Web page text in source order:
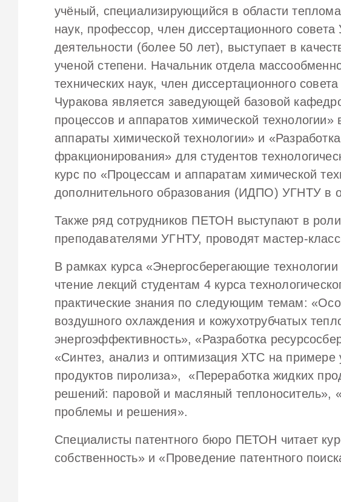
учёный, специализирующийся в области
наук, профессор, член диссертационного
деятельности (более 50 лет), выступает в
ученой степени. Начальник отдела
технических наук, член диссертационного
Чуракова является заведующей базовой
процессов и аппаратов химической
аппараты химической технологии» и
фракционирования» для студентов
курс по «Процессам и аппаратам химической
дополнительного образования (ИДПО) УГНТУ в
Также ряд сотрудников ПЕТОН выступают в
преподавателями УГНТУ, проводят мастер-
В рамках курса «Энергосберегающие
чтение лекций студентам 4 курса
практические знания по следующим темам:
воздушного охлаждения и кожухотрубчатых
энергоэффективность», «Разработка
«Синтез, анализ и оптимизация ХТС на примере
продуктов пиролиза», «Переработка жидких
решений: паровой и масляный теплоноситель»,
проблемы и решения».
Специалисты патентного бюро ПЕТОН читает
собственность» и «Проведение патентного